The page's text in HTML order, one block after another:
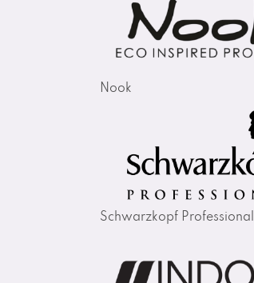
Nook
Schwarzkopf Professional